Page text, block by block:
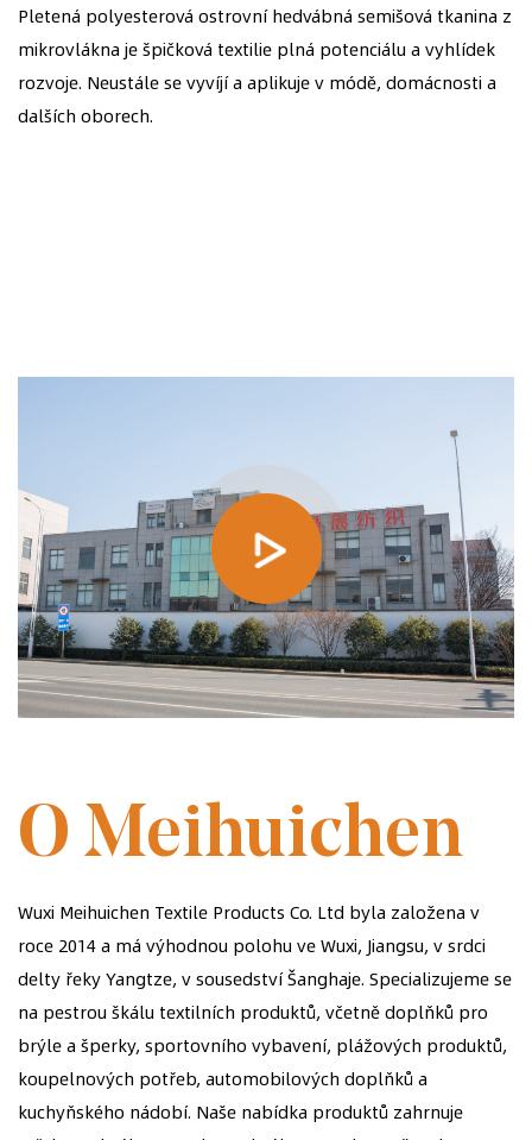
Pletená polyesterová ostrovní hedvábná semišová tkanina z
mikrovlákna je špičková textilie plná potenciálu a vyhlídek
rozvoje. Neustále se vyvíjí a aplikuje v módě, domácnosti a
dalších oborech.
O Meihuichen
Wuxi Meihuichen Textile Products Co. Ltd byla založena v
roce 2014 a má výhodnou polohu ve Wuxi, Jiangsu, v srdci
delty řeky Yangtze, v sousedství Šanghaje. Specializujeme se
na pestrou škálu textilních produktů, včetně doplňků pro
brýle a šperky, sportovního vybavení, plážových produktů,
koupelnových potřeb, automobilových doplňků a
kuchyňského nádobí. Naše nabídka produktů zahrnuje